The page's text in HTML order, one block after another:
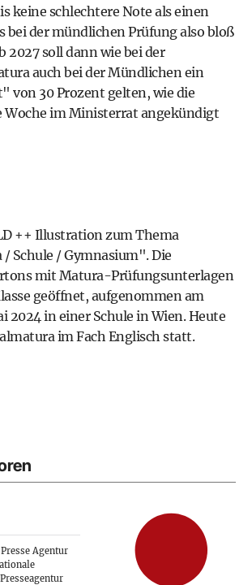
keine schlechtere Note als einen
bei der mündlichen Prüfung also bloß
soll dann wie bei der
auch bei der Mündlichen ein
von 30 Prozent gelten, wie die
Woche im Ministerrat angekündigt
++ Illustration zum Thema
Schule / Gymnasium". Die
mit Matura-Prüfungsunterlagen
geöffnet, aufgenommen am
2024 in einer Schule in Wien. Heute
im Fach Englisch statt.
Agentur